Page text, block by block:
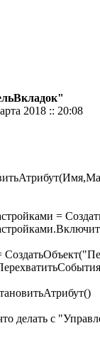
2018 :: 20:08
=
делать с